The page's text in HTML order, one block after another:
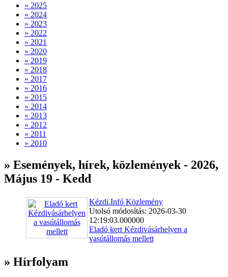
» 2025
» 2024
» 2023
» 2022
» 2021
» 2020
» 2019
» 2018
» 2017
» 2016
» 2015
» 2014
» 2013
» 2012
» 2011
» 2010
» Események, hírek, közlemények - 2026,
Május 19 - Kedd
Kézdi.Infó Közlemény
Utolsó módosítás: 2026-03-30
12:19:03.000000
Eladó kert Kézdivásárhelyen a
vasútállomás mellett
» Hírfolyam